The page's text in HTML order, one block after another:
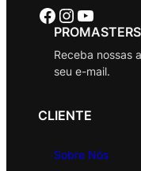
Facebook Instagram Youtube
Receba nossas
seu e-mail.
CLIENTE
Sobre Nós